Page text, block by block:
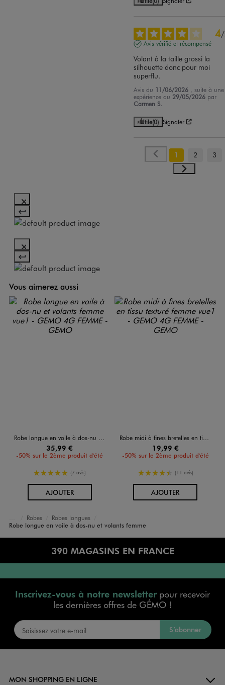
4/
Avis vérifié et récompensé
Volant à la taille grossi la
silhouette donc pour moi
superflu.
Avis du 11/06/2026
, suite à une
expérience du 29/05/2026 par
Carmen S.
Utile(0) Signaler
1 2 3
Vous aimerez aussi
Robe longue en voile à dos-nu et volants femme
35,99 €
-50% sur le 2ème produit d'été
5/5 de moyenne
(7 avis)
AJOUTERAU PANIER
Robe midi à fines bretelles en tissu texturé femme
19,99 €
-50% sur le 2ème produit d'été
4.5/5 de moyenne
(11 avis)
AJOUTERAU PANIER
Accueil
Femme
Vêtements
Robes
Robes longues
Robe longue en voile à dos-nu et volants femme
390 MAGASINS EN FRANCE
Inscrivez-vous à notre newsletterpour recevoir
les dernières offres de GÉMO !
S’abonner
MON SHOPPING EN LIGNE